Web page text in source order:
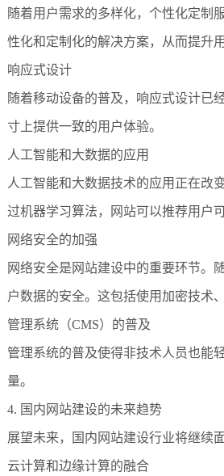
随着用户需求的多样化，个性化定制
性化和定制化的解决方案，从而提升
响应式设计
随着移动设备的普及，响应式设计已
寸上提供一致的用户体验。
人工智能和大数据的应用
人工智能和大数据技术的应用正在改
过机器学习算法，网站可以推荐用户
网络安全的加强
网络安全是网站建设中的重要环节。
户数据的安全。这包括使用加密技术
管理系统（CMS）的普及
管理系统的普及使得非技术人员也能
量。
4. 国内网站建设的未来趋势
展望未来，国内网站建设行业将继续
云计算和边缘计算的融合